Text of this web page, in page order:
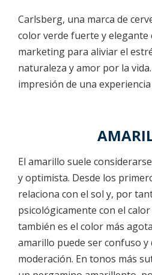
Carlsberg, una marca de
color verde fuerte y elegante
marketing para aliviar el
naturaleza y amor por la
impresión de una
El amarillo suele
y optimista. Desde los
relaciona con el sol y, por
psicológicamente con el
también es el color más
amarillo puede ser confuso y
moderación. En tonos más